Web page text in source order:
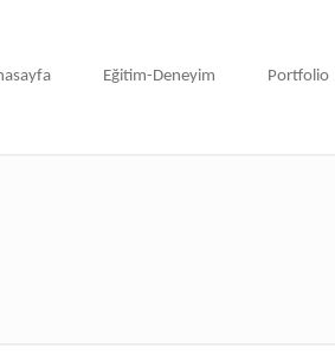
Eğitim-Deneyim Portfolio